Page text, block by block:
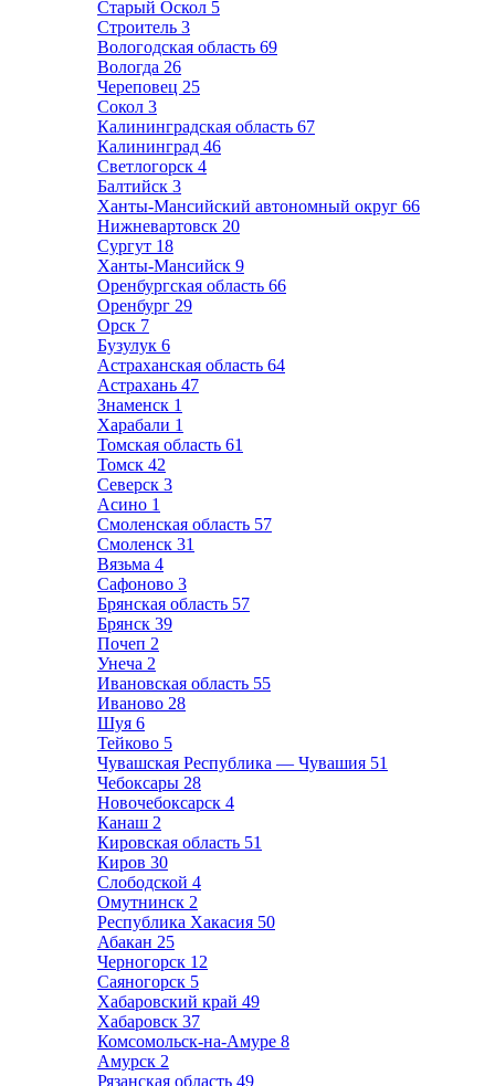
Старый Оскол 5
Строитель 3
Вологодская область 69
Вологда 26
Череповец 25
Сокол 3
Калининградская область 67
Калининград 46
Светлогорск 4
Балтийск 3
Ханты-Мансийский автономный округ 66
Нижневартовск 20
Сургут 18
Ханты-Мансийск 9
Оренбургская область 66
Оренбург 29
Орск 7
Бузулук 6
Астраханская область 64
Астрахань 47
Знаменск 1
Харабали 1
Томская область 61
Томск 42
Северск 3
Асино 1
Смоленская область 57
Смоленск 31
Вязьма 4
Сафоново 3
Брянская область 57
Брянск 39
Почеп 2
Унеча 2
Ивановская область 55
Иваново 28
Шуя 6
Тейково 5
Чувашская Республика — Чувашия 51
Чебоксары 28
Новочебоксарск 4
Канаш 2
Кировская область 51
Киров 30
Слободской 4
Омутнинск 2
Республика Хакасия 50
Абакан 25
Черногорск 12
Саяногорск 5
Хабаровский край 49
Хабаровск 37
Комсомольск-на-Амуре 8
Амурск 2
Рязанская область 49